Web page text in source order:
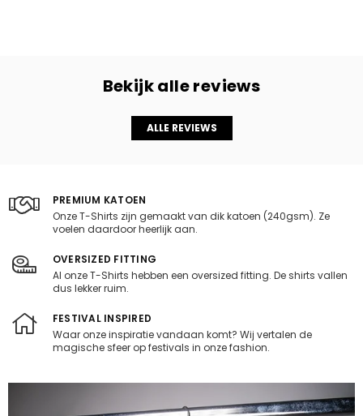
Bekijk alle reviews
ALLE REVIEWS
PREMIUM KATOEN
Onze T-Shirts zijn gemaakt van dik katoen (240gsm). Ze
voelen daardoor heerlijk aan.
OVERSIZED FITTING
Al onze T-Shirts hebben een oversized fitting. De shirts vallen
dus lekker ruim.
FESTIVAL INSPIRED
Waar onze inspiratie vandaan komt? Wij vertalen de
magische sfeer op festivals in onze fashion.